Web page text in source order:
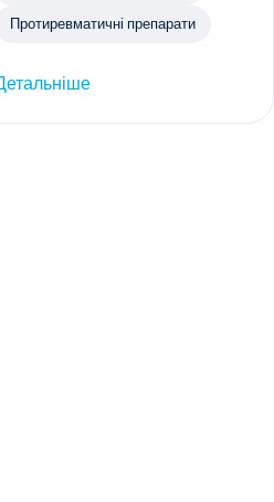
Протиревматичні препарати